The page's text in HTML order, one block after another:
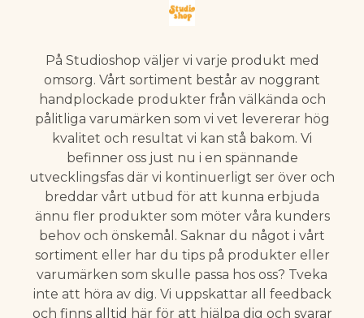
På Studioshop väljer vi varje produkt med
omsorg. Vårt sortiment består av noggrant
handplockade produkter från välkända och
pålitliga varumärken som vi vet levererar hög
kvalitet och resultat vi kan stå bakom. Vi
befinner oss just nu i en spännande
utvecklingsfas där vi kontinuerligt ser över och
breddar vårt utbud för att kunna erbjuda
ännu fler produkter som möter våra kunders
behov och önskemål. Saknar du något i vårt
sortiment eller har du tips på produkter eller
varumärken som skulle passa hos oss? Tveka
inte att höra av dig. Vi uppskattar all feedback
och finns alltid här för att hjälpa dig och svarar